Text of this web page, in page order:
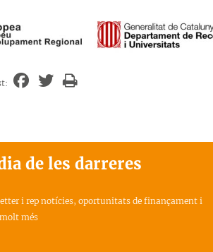
de les darreres
i rep notícies, oportunitats de finançament i
més